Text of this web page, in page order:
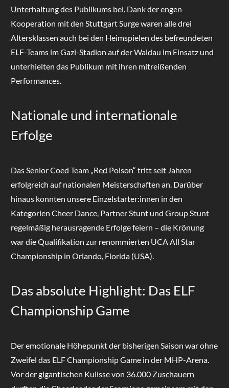
Unterhaltung des Publikums bei. Dank der engen
Kooperation mit den Stuttgart Surge waren alle drei
Altersklassen auch bei den Heimspielen des befreundeten
ELF-Teams im Gazi-Stadion auf der Waldau im Einsatz und
unterhielten das Publikum mit ihren mitreißenden
Performances.
Nationale und internationale
Erfolge
Das Senior Coed Team „Red Poison“ tritt seit Jahren
erfolgreich auf nationalen Meisterschaften an. Darüber
hinaus konnten unsere Einzelstarter:innen in den
Kategorien Cheer Dance, Partner Stunt und Group Stunt
regelmäßig herausragende Erfolge feiern – die Krönung
war die Qualifikation zur renommierten UCA All Star
Championship in Orlando, Florida (USA).
Das absolute Highlight: Das ELF
Championship Game
Der emotionale Höhepunkt der bisherigen Saison war ohne
Zweifel das ELF Championship Game in der MHP-Arena.
Vor der gigantischen Kulisse von 36.000 Zuschauern